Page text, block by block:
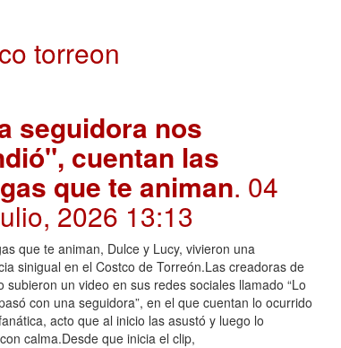
torreon
seguidora nos
cuentan las
que te animan. 04
2026 13:13
que te animan, Dulce y Lucy, vivieron una
sinigual en el Costco de Torreón.Las creadoras de
subieron un video en sus redes sociales llamado “Lo
con una seguidora”, en el que cuentan lo ocurrido
acto que al inicio las asustó y luego lo
calma.Desde que inicia el clip,